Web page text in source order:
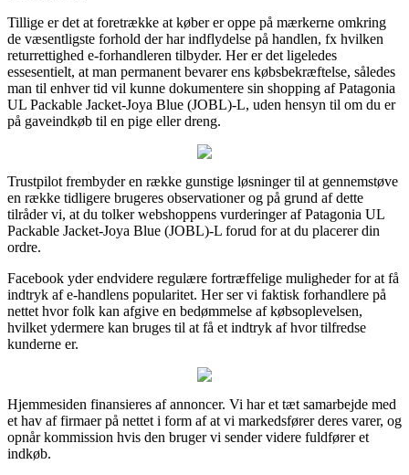
Tillige er det at foretrække at køber er oppe på mærkerne omkring
de væsentligste forhold der har indflydelse på handlen, fx hvilken
returrettighed e-forhandleren tilbyder. Her er det ligeledes
essesentielt, at man permanent bevarer ens købsbekræftelse, således
man til enhver tid vil kunne dokumentere sin shopping af Patagonia
UL Packable Jacket-Joya Blue (JOBL)-L, uden hensyn til om du er
på gaveindkøb til en pige eller dreng.
Trustpilot frembyder en række gunstige løsninger til at gennemstøve
en række tidligere brugeres observationer og på grund af dette
tilråder vi, at du tolker webshoppens vurderinger af Patagonia UL
Packable Jacket-Joya Blue (JOBL)-L forud for at du placerer din
ordre.
Facebook yder endvidere regulære fortræffelige muligheder for at få
indtryk af e-handlens popularitet. Her ser vi faktisk forhandlere på
nettet hvor folk kan afgive en bedømmelse af købsoplevelsen,
hvilket ydermere kan bruges til at få et indtryk af hvor tilfredse
kunderne er.
Hjemmesiden finansieres af annoncer. Vi har et tæt samarbejde med
et hav af firmaer på nettet i form af at vi markedsfører deres varer, og
opnår kommission hvis den bruger vi sender videre fuldfører et
indkøb.